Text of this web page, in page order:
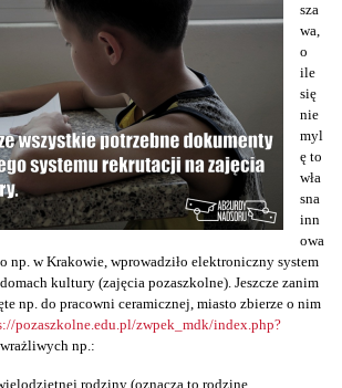
sza
wa,
o
ile
się
nie
myl
ę to
wła
sna
inn
owa
np. w Krakowie, wprowadziło elektroniczny system
kultury (zajęcia pozaszkolne). Jeszcze zanim
np. do pracowni ceramicznej, miasto zbierze o nim
pozaszkolne.edu.pl/zwpek_mdk/index.php?
np.:
rodziny (oznacza to rodzinę